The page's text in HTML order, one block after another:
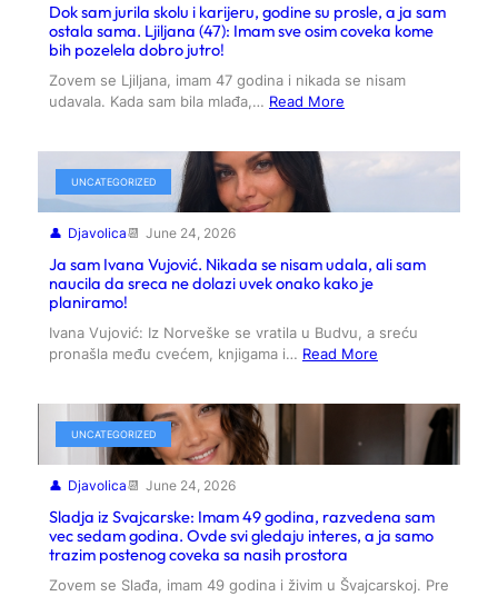
Dok sam jurila skolu i karijeru, godine su prosle, a ja sam
ostala sama. Ljiljana (47): Imam sve osim coveka kome
bih pozelela dobro jutro!
Zovem se Ljiljana, imam 47 godina i nikada se nisam
udavala. Kada sam bila mlađa,… Read More
UNCATEGORIZED
Djavolica June 24, 2026
Ja sam Ivana Vujović. Nikada se nisam udala, ali sam
naucila da sreca ne dolazi uvek onako kako je
planiramo!
Ivana Vujović: Iz Norveške se vratila u Budvu, a sreću
pronašla među cvećem, knjigama i… Read More
UNCATEGORIZED
Djavolica June 24, 2026
Sladja iz Svajcarske: Imam 49 godina, razvedena sam
vec sedam godina. Ovde svi gledaju interes, a ja samo
trazim postenog coveka sa nasih prostora
Zovem se Slađa, imam 49 godina i živim u Švajcarskoj. Pre